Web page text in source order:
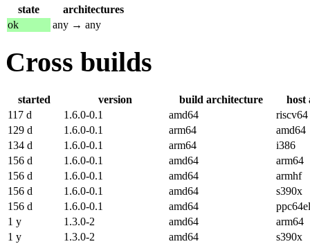
state
architectures
ok
any → any
Cross builds
started version build architecture
host
117 d
1.6.0-0.1 amd64
riscv64
129 d
1.6.0-0.1 arm64
amd64
134 d
1.6.0-0.1 arm64
i386
156 d
1.6.0-0.1 amd64
arm64
156 d
1.6.0-0.1 amd64
armhf
156 d
1.6.0-0.1 amd64
s390x
156 d
1.6.0-0.1 amd64
ppc64el
1 y
1.3.0-2 amd64
arm64
1 y
1.3.0-2 amd64
s390x